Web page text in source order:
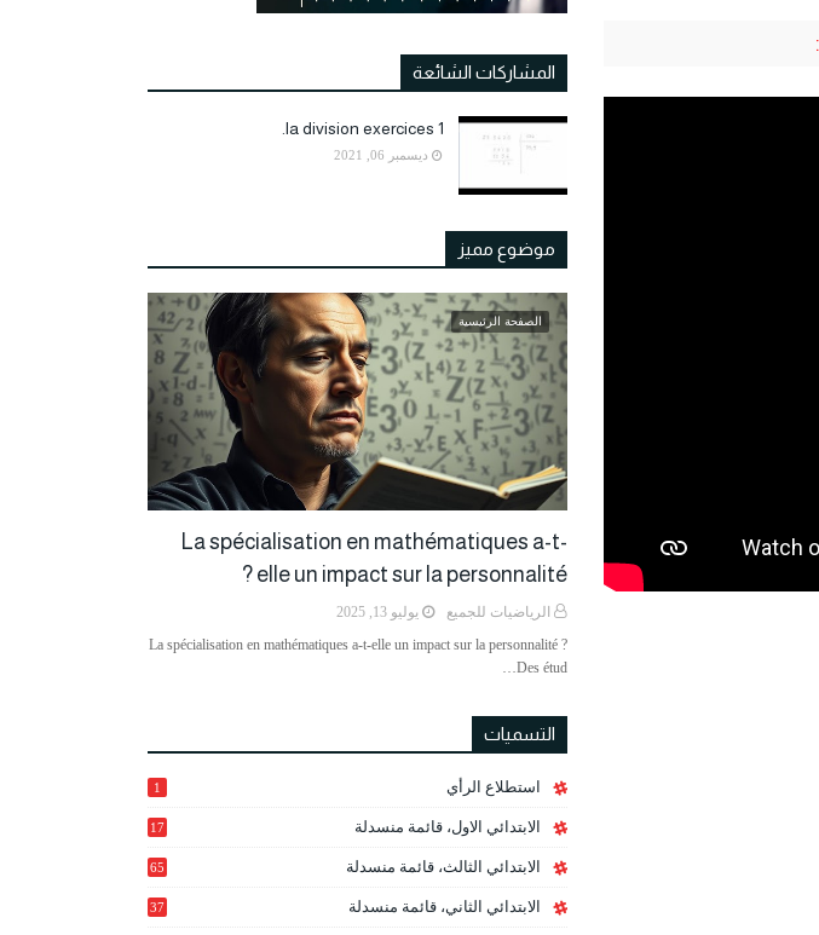
المشاركات الشائعة
la division exercices 1.
ديسمبر 06, 2021
موضوع مميز
الصفحة الرئيسية
La spécialisation en mathématiques a-t-
elle un impact sur la personnalité ?
الرياضيات للجميع
يوليو 13, 2025
La spécialisation en mathématiques a-t-elle un impact sur la personnalité ?
Des étud…
التسميات
استطلاع الرأي 1
الابتدائي الاول، قائمة منسدلة 17
الابتدائي الثالث، قائمة منسدلة 65
الابتدائي الثاني، قائمة منسدلة 37